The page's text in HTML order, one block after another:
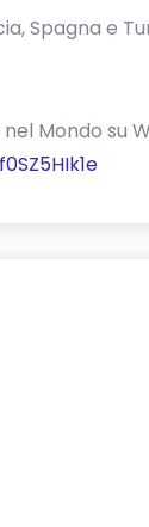
Spagna e
Mondo su